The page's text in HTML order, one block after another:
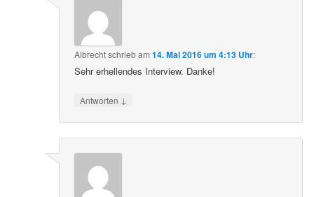
Albrechtschriebam14. Mai 2016 um 4:13 Uhr:
Sehr erhellendes Interview. Danke!
Antworten ↓